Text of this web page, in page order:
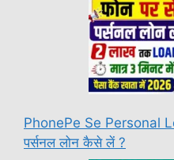
PhonePe Se Personal
पर्सनल लोन कैसे लें ?